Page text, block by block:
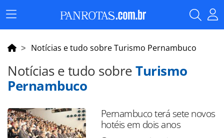
Menu
Principal
Notícias e tudo sobre Turismo Pernambuco
Notícias e tudo sobreTurismo
Pernambuco
Pernambuco terá sete novos
hotéis em dois anos